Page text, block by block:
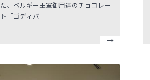
た、ベルギー王室御用達のチョコレー
ト「ゴディバ」